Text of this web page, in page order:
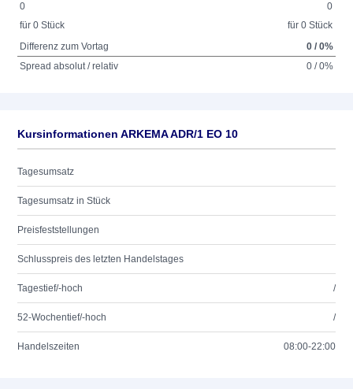
0
für 0 Stück
0
für 0 Stück
Differenz zum Vortag
0 / 0%
Spread absolut / relativ
0 / 0%
Kursinformationen ARKEMA ADR/1 EO 10
Tagesumsatz
Tagesumsatz in Stück
Preisfeststellungen
Schlusspreis des letzten Handelstages
Tagestief/-hoch /
52-Wochentief/-hoch /
Handelszeiten 08:00-22:00